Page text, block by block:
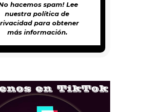
hacemos spam! Lee
nuestra política de
para obtener
más información.